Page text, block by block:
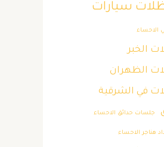
سيارات
الاحساء
الخبر
الظهران
في الشرقية
جلسات حدائق الاحساء
هناجر الاحساء